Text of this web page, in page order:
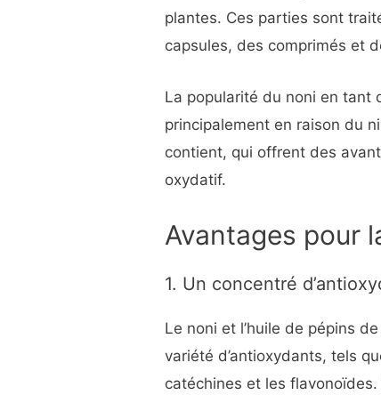
plantes. Ces parties sont
capsules, des comprimés et
La popularité du noni en tant
principalement en raison du
contient, qui offrent des
oxydatif.
Avantages pour
1. Un concentré
Le noni et l’huile de pépins
variété d’antioxydants, tels
catéchines et les